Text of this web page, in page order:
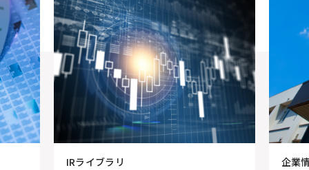
IRライブラリ 企業